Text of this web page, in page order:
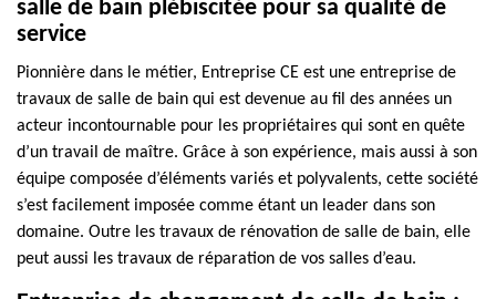
salle de bain plébiscitée pour sa qualité de
service
Pionnière dans le métier, Entreprise CE est une entreprise de
travaux de salle de bain qui est devenue au fil des années un
acteur incontournable pour les propriétaires qui sont en quête
d’un travail de maître. Grâce à son expérience, mais aussi à son
équipe composée d’éléments variés et polyvalents, cette société
s’est facilement imposée comme étant un leader dans son
domaine. Outre les travaux de rénovation de salle de bain, elle
peut aussi les travaux de réparation de vos salles d’eau.